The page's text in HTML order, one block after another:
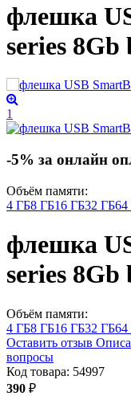
флешка
series 8Gb
1
-5% за онлайн
Объём памяти:
4 ГБ8 ГБ16 ГБ32 ГБ64
флешка
series 8Gb
Объём памяти:
4 ГБ8 ГБ16 ГБ32 ГБ64
Оставить отзыв
вопросы
Код товара: 54997
390 ₽